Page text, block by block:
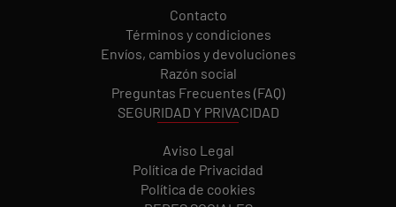
Contacto
Términos y condiciones
Envíos, cambios y devoluciones
Razón social
Preguntas Frecuentes (FAQ)
SEGURIDAD Y PRIVACIDAD
Aviso Legal
Política de Privacidad
Política de cookies